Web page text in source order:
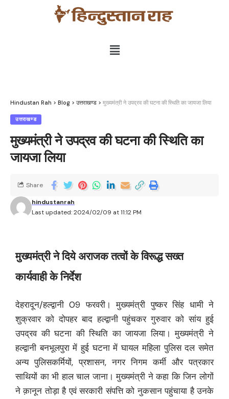
Hindustan Rah > Blog > उत्तराखण्ड > मुख्यमंत्री ने उपद्रव की घटना की स्थिति का जायजा लिया
उत्तराखण्ड
मुख्यमंत्री ने उपद्रव की घटना की स्थिति का
जायजा लिया
Last updated: 2024/02/09 at 11:12 PM
hindustanrah
Share
मुख्यमंत्री ने दिये अराजक तत्वों के विरूद्ध सख्त
कार्यवाही के निर्देश
देहरादून/हल्द्वानी 09 फरवरी। मुख्यमंत्री पुष्कर सिंह धामी ने
शुक्रवार को दोपहर बाद हल्द्वानी पहुंचकर गुरुवार को सांय हुई
उपद्रव की घटना की स्थिति का जायजा लिया। मुख्यमंत्री ने
हल्द्वानी बनभूलपुरा में हुई घटना में घायल महिला पुलिस दल समेत
अन्य पुलिसकर्मियों, प्रशासन, नगर निगम कर्मी और पत्रकार
साथियों का भी हाल चाल जाना। मुख्यमंत्री ने कहा कि जिन लोगों
ने क़ानून तोड़ा है एवं सरकारी संपत्ति को नुकसान पहुंचाया है उनके